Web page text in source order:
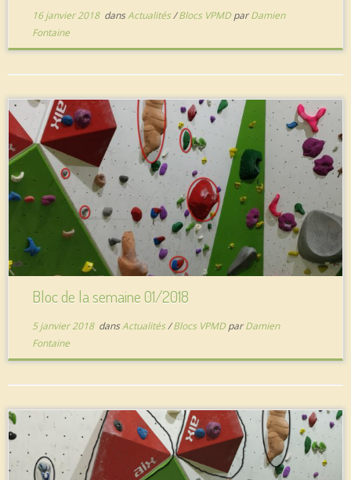
16 janvier 2018dansActualités/Blocs VPMD parDamien
Fontaine
Bloc de la semaine 01/2018
5 janvier 2018dansActualités/Blocs VPMD parDamien
Fontaine